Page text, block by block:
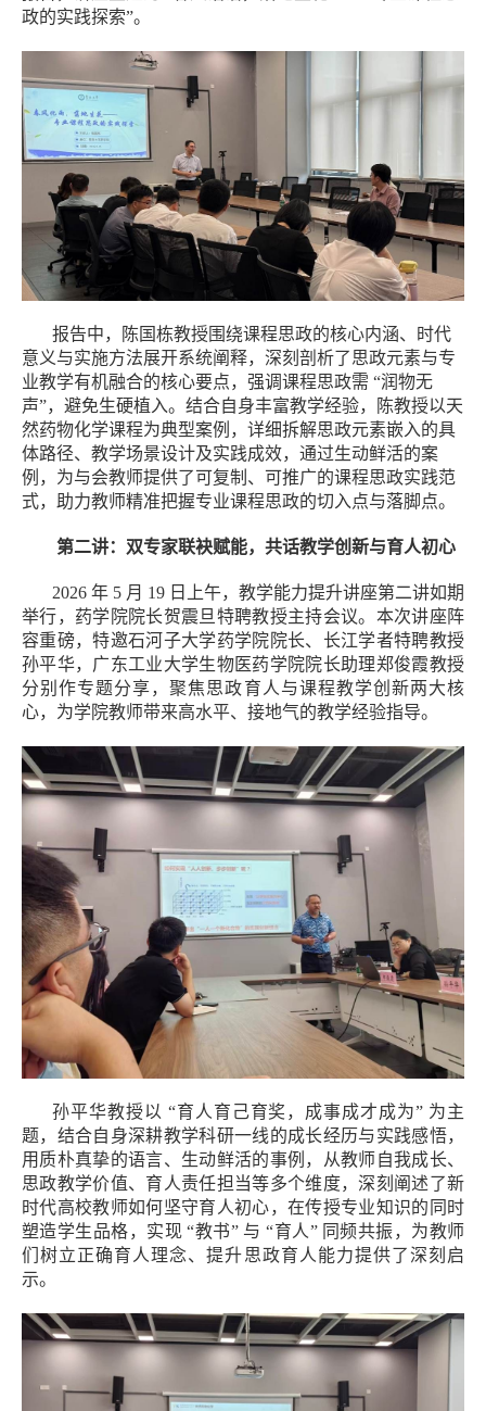
政的实践探索”。
报告中，陈国栋教授围绕课程思政的核心内涵、时代
意义与实施方法展开系统阐释，深刻剖析了思政元素与专
业教学有机融合的核心要点，强调课程思政需 “润物无
声”，避免生硬植入。结合自身丰富教学经验，陈教授以天
然药物化学课程为典型案例，详细拆解思政元素嵌入的具
体路径、教学场景设计及实践成效，通过生动鲜活的案
例，为与会教师提供了可复制、可推广的课程思政实践范
式，助力教师精准把握专业课程思政的切入点与落脚点。
第二讲：双专家联袂赋能，共话教学创新与育人初心
2026 年 5 月 19 日上午，教学能力提升讲座第二讲如期
举行，药学院院长贺震旦特聘教授主持会议。本次讲座阵
容重磅，特邀石河子大学药学院院长、长江学者特聘教授
孙平华，广东工业大学生物医药学院院长助理郑俊霞教授
分别作专题分享，聚焦思政育人与课程教学创新两大核
心，为学院教师带来高水平、接地气的教学经验指导。
孙平华教授以 “育人育己育奖，成事成才成为” 为主
题，结合自身深耕教学科研一线的成长经历与实践感悟，
用质朴真挚的语言、生动鲜活的事例，从教师自我成长、
思政教学价值、育人责任担当等多个维度，深刻阐述了新
时代高校教师如何坚守育人初心，在传授专业知识的同时
塑造学生品格，实现 “教书” 与 “育人” 同频共振，为教师
们树立正确育人理念、提升思政育人能力提供了深刻启
示。